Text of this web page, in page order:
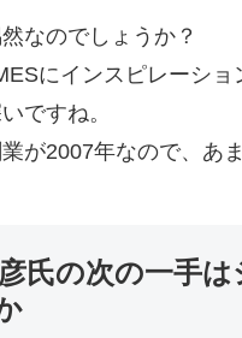
なのでしょうか？
にインスピレーシ
ですね。
業が2007年なので、あ
氏の次の一手